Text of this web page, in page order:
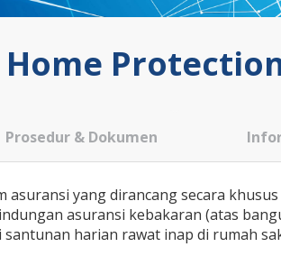
Prosedur & Dokumen
asuransi yang dirancang secara
asuransi kebakaran (atas
harian rawat inap di rumah